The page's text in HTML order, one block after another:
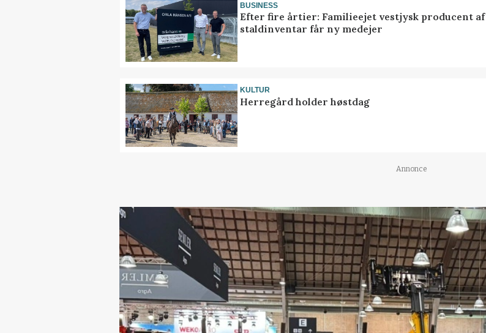
BUSINESS
Efter fire årtier: Familieejet vestjysk producent af
staldinventar får ny medejer
KULTUR
Herregård holder høstdag
Annonce